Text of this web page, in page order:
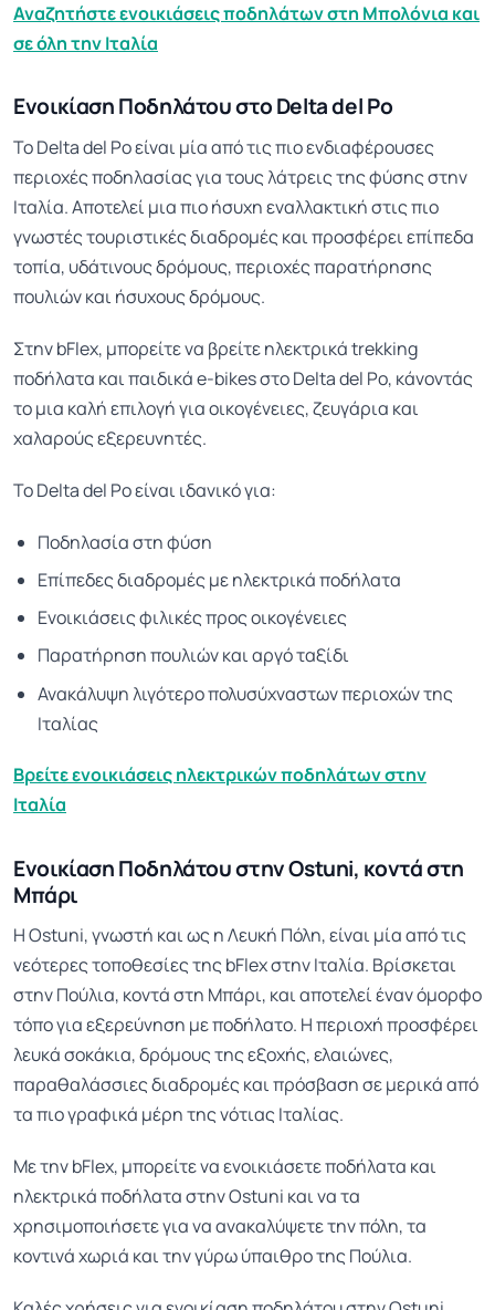
Αναζητήστε ενοικιάσεις ποδηλάτων στη Μπολόνια και
σε όλη την Ιταλία
Ενοικίαση Ποδηλάτου στο Delta del Po
Το Delta del Po είναι μία από τις πιο ενδιαφέρουσες
περιοχές ποδηλασίας για τους λάτρεις της φύσης στην
Ιταλία. Αποτελεί μια πιο ήσυχη εναλλακτική στις πιο
γνωστές τουριστικές διαδρομές και προσφέρει επίπεδα
τοπία, υδάτινους δρόμους, περιοχές παρατήρησης
πουλιών και ήσυχους δρόμους.
Στην bFlex, μπορείτε να βρείτε ηλεκτρικά trekking
ποδήλατα και παιδικά e-bikes στο Delta del Po, κάνοντάς
το μια καλή επιλογή για οικογένειες, ζευγάρια και
χαλαρούς εξερευνητές.
Το Delta del Po είναι ιδανικό για:
Ποδηλασία στη φύση
Επίπεδες διαδρομές με ηλεκτρικά ποδήλατα
Ενοικιάσεις φιλικές προς οικογένειες
Παρατήρηση πουλιών και αργό ταξίδι
Ανακάλυψη λιγότερο πολυσύχναστων περιοχών της
Ιταλίας
Βρείτε ενοικιάσεις ηλεκτρικών ποδηλάτων στην
Ιταλία
Ενοικίαση Ποδηλάτου στην Ostuni, κοντά στη
Μπάρι
Η Ostuni, γνωστή και ως η Λευκή Πόλη, είναι μία από τις
νεότερες τοποθεσίες της bFlex στην Ιταλία. Βρίσκεται
στην Πούλια, κοντά στη Μπάρι, και αποτελεί έναν όμορφο
τόπο για εξερεύνηση με ποδήλατο. Η περιοχή προσφέρει
λευκά σοκάκια, δρόμους της εξοχής, ελαιώνες,
παραθαλάσσιες διαδρομές και πρόσβαση σε μερικά από
τα πιο γραφικά μέρη της νότιας Ιταλίας.
Με την bFlex, μπορείτε να ενοικιάσετε ποδήλατα και
ηλεκτρικά ποδήλατα στην Ostuni και να τα
χρησιμοποιήσετε για να ανακαλύψετε την πόλη, τα
κοντινά χωριά και την γύρω ύπαιθρο της Πούλια.